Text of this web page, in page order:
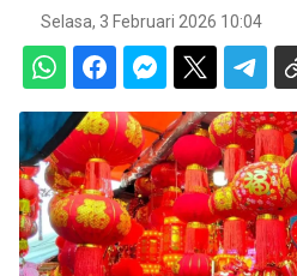
Selasa, 3 Februari 2026 10:04